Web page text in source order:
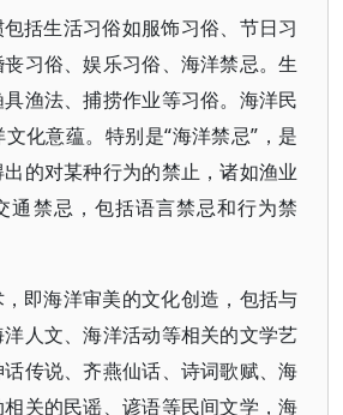
括生活习俗如服饰习俗、节日习
习俗、娱乐习俗、海洋禁忌。生
渔法、捕捞作业等习俗。海洋民
化意蕴。特别是“海洋禁忌”，是
的对某种行为的禁止，诸如渔业
通禁忌，包括语言禁忌和行为禁
即海洋审美的文化创造，包括与
人文、海洋活动等相关的文学艺
传说、齐燕仙话、诗词歌赋、海
关的民谣、谚语等民间文学，海